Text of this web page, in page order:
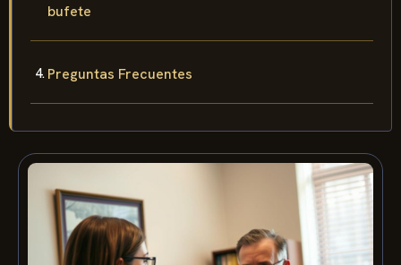
bufete
Preguntas Frecuentes